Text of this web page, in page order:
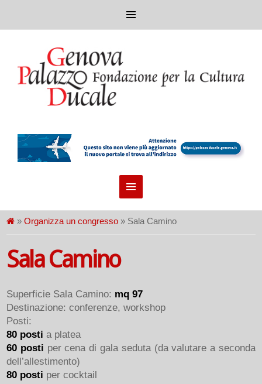
»Organizza un congresso » Sala Camino
Sala Camino
Superficie Sala Camino: mq 97
Destinazione: conferenze, workshop
Posti:
80 posti a platea
60 posti per cena di gala seduta (da valutare a seconda
dell’allestimento)
80 posti per cocktail